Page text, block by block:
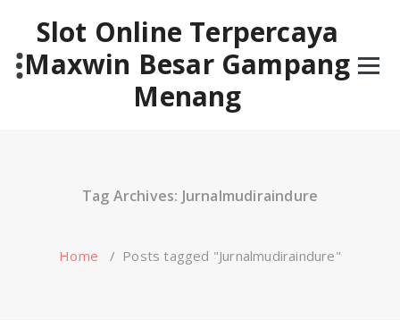
contentSlot Online Terpercaya
Maxwin Besar Gampang
Menang
Tag Archives: Jurnalmudiraindure
Home / Posts tagged "Jurnalmudiraindure"